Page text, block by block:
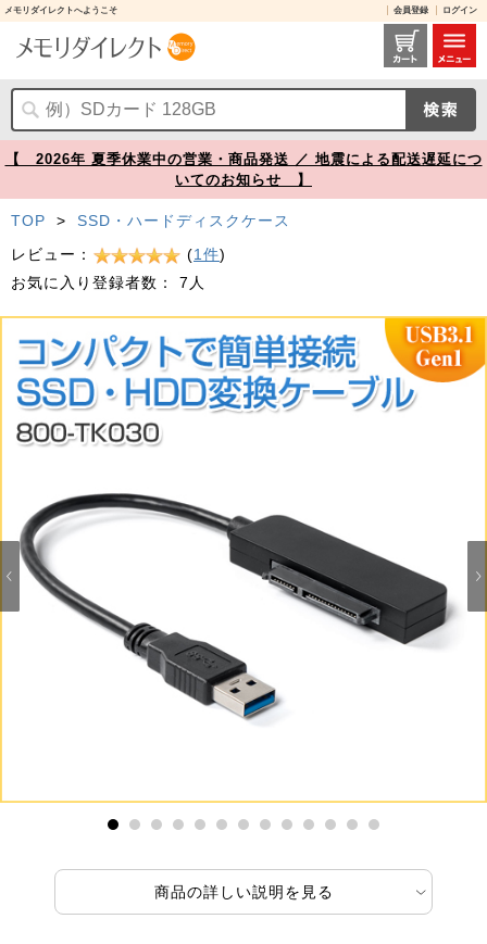
メモリダイレクトへようこそ 会員登録 ログイン
SATA-USB変換ケーブル USB Aコネクタ USB3.1 Gen1 2.5インチ SATA SSD/HDD対応【メモリダイレクト】
【 2026年 夏季休業中の営業・商品発送 ／ 地震による配送遅延につ
いてのお知らせ 】
TOP >
SSD・ハードディスクケース
レビュー：
(1件)
お気に入り登録者数：
7人
10 11 12
商品の詳しい説明を見る